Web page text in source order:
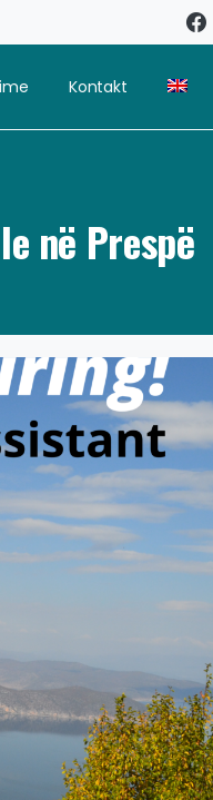
Kontakt
në Prespë